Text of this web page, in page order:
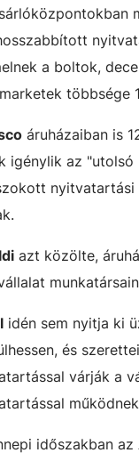
a boltok,
többsége
áruházaiban is
igénylik az "utolsó
nyitvatartási
azt közölte,
idén sem nyitja ki
és
várják a
időszakban az